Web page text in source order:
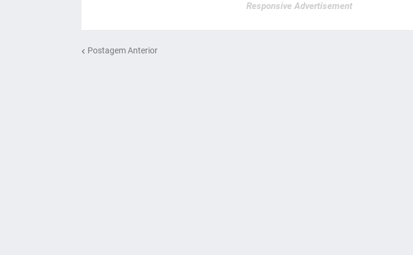
Responsive Advertisement
Postagem Anterior